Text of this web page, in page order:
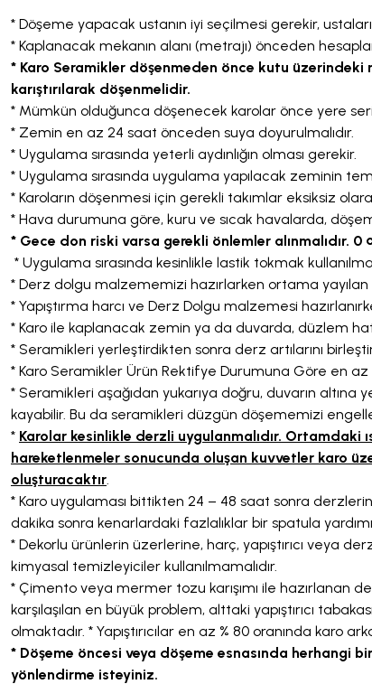
* Döşeme yapacak ustanın iyi seçilmesi gerekir,
* Kaplanacak mekanın alanı (metrajı) önceden
* Karo Seramikler döşenmeden önce kutu
karıştırılarak döşenmelidir.
* Mümkün olduğunca döşenecek karolar önce yere
* Zemin en az 24 saat önceden suya doyurulmalıdır.
* Uygulama sırasında yeterli aydınlığın olması gerekir.
* Uygulama sırasında uygulama yapılacak zeminin
* Karoların döşenmesi için gerekli takımlar eksiksiz
* Hava durumuna göre, kuru ve sıcak havalarda,
* Gece don riski varsa gerekli önlemler alınmalıdır. 0
* Uygulama sırasında kesinlikle lastik tokmak
* Derz dolgu malzememizi hazırlarken ortama yayılan
* Yapıştırma harcı ve Derz Dolgu malzemesi
* Karo ile kaplanacak zemin ya da duvarda, düzlem
* Seramikleri yerleştirdikten sonra derz artılarını
* Karo Seramikler Ürün Rektifye Durumuna Göre en
* Seramikleri aşağıdan yukarıya doğru, duvarın
kayabilir. Bu da seramikleri düzgün döşememizi
* Karolar kesinlikle derzli uygulanmalıdır. Ortamdaki
hareketlenmeler sonucunda oluşan kuvvetler karo
oluşturacaktır.
* Karo uygulaması bittikten 24 – 48 saat sonra
dakika sonra kenarlardaki fazlalıklar bir spatula
* Dekorlu ürünlerin üzerlerine, harç, yapıştırıcı veya
kimyasal temizleyiciler kullanılmamalıdır.
* Çimento veya mermer tozu karışımı ile hazırlanan
karşılaşılan en büyük problem, alttaki yapıştırıcı
olmaktadır. * Yapıştırıcılar en az % 80 oranında karo
* Döşeme öncesi veya döşeme esnasında herhangi
yönlendirme isteyiniz.
Yapı Kimyasalları
Vitrifiyeler
Gömme Rezervuarlar
Küvetler
Jakuziler
Duş Tekneleri
OUTLET
Kompakt Sistemler
Şok Duşlar
Spa Sauna Sistemler
Akıllı Klozet
Duş Kabinleri
Mermer
Mermer Traverten Mozaikler
Parlak CiIalı Mozaikler
Patlatma Doğaltaşlar
Traverten
Mikrodalga Fırınlar
Buzdolapları
Bulaşık Makineleri
Çöp Öğütücüler
Kuzine
Çamaşır Makinesi
Paket Ürünler
Tezgah
Bedensel Engelli Serisi
Aynalar
Tablolar
Islak Hacim Ekipmanları
Sıvı Sabunluklar